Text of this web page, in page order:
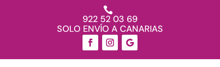

922 52 03 69
SOLO ENVÍO A CANARIAS